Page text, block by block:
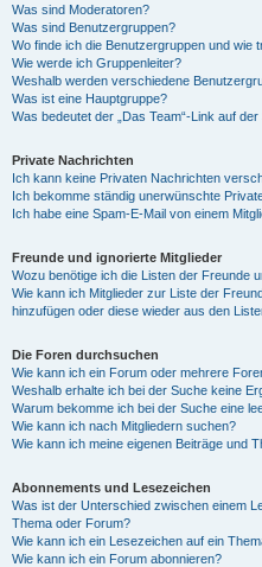
Was sind Moderatoren?
Was sind Benutzergruppen?
Wo finde ich die Benutzergruppen und wie
Wie werde ich Gruppenleiter?
Weshalb werden verschiedene
Was ist eine Hauptgruppe?
Was bedeutet der „Das Team“-Link auf
Private Nachrichten
Ich kann keine Privaten Nachrichten
Ich bekomme ständig unerwünschte
Ich habe eine Spam-E-Mail von einem
Freunde und ignorierte Mitglieder
Wozu benötige ich die Listen der Freunde
Wie kann ich Mitglieder zur Liste der
hinzufügen oder diese wieder aus den
Die Foren durchsuchen
Wie kann ich ein Forum oder mehrere
Weshalb erhalte ich bei der Suche keine
Warum bekomme ich bei der Suche eine
Wie kann ich nach Mitgliedern suchen?
Wie kann ich meine eigenen Beiträge und
Abonnements und Lesezeichen
Was ist der Unterschied zwischen einem
Thema oder Forum?
Wie kann ich ein Lesezeichen auf ein
Wie kann ich ein Forum abonnieren?